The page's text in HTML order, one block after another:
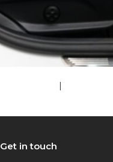
|
Get in touch